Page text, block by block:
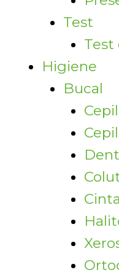
Test
Test
Higiene
Bucal